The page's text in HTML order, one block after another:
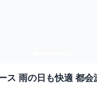
ス 雨の日も快適 都会